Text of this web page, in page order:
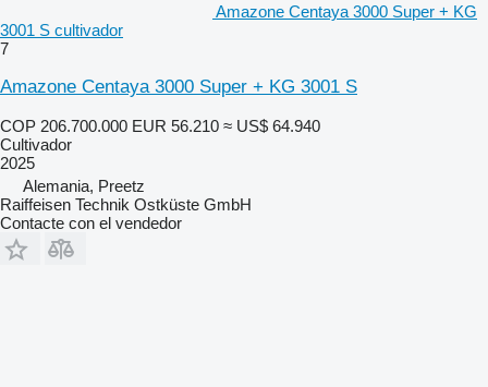
Amazone Centaya 3000 Super + KG
3001 S cultivador
7
Amazone Centaya 3000 Super + KG 3001 S
COP 206.700.000 EUR 56.210 ≈ US$ 64.940
Cultivador
2025
Alemania, Preetz
Raiffeisen Technik Ostküste GmbH
Contacte con el vendedor